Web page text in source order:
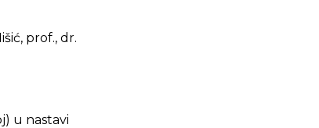
prof., dr.
u nastavi